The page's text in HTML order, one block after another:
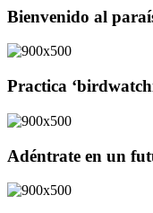
Bienvenido al
Practica
Adéntrate en un